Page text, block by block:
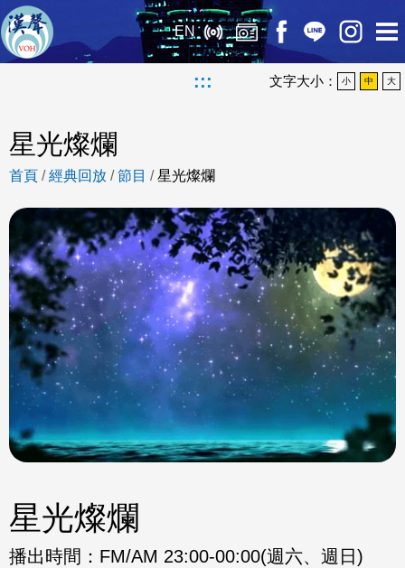
EN
::: 文字大小： 小 中 大
星光燦爛
首頁 /經典回放 /節目 /星光燦爛
星光燦爛
播出時間： FM/AM 23:00-00:00(週六、週日)